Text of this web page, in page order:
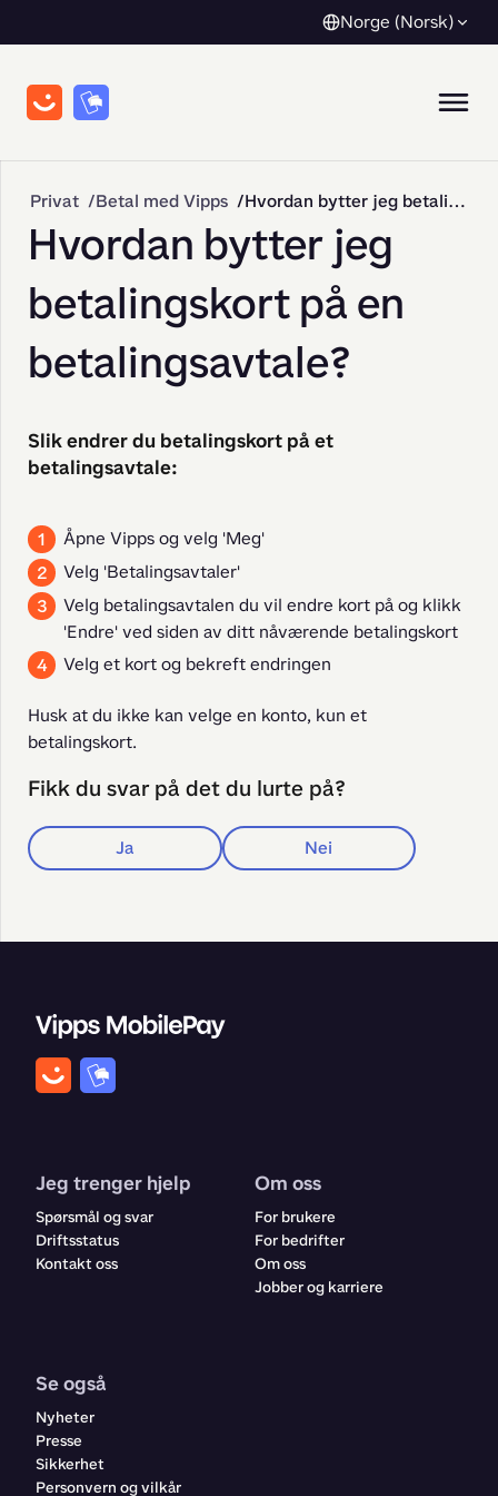
Norge (Norsk)
Privat Betal med Vipps Hvordan bytter jeg betalingskort på en betalingsavtale?
Hvordan bytter jeg
betalingskort på en
betalingsavtale?
Slik endrer du betalingskort på et
betalingsavtale:
Åpne Vipps og velg 'Meg'
Velg 'Betalingsavtaler'
Velg betalingsavtalen du vil endre kort på og klikk
'Endre' ved siden av ditt nåværende betalingskort
Velg et kort og bekreft endringen
Husk at du ikke kan velge en konto, kun et
betalingskort.
Fikk du svar på det du lurte på?
Ja Nei
Jeg trenger hjelp
Spørsmål og svar
Driftsstatus
Kontakt oss
Om oss
For brukere
For bedrifter
Om oss
Jobber og karriere
Se også
Nyheter
Presse
Sikkerhet
Personvern og vilkår